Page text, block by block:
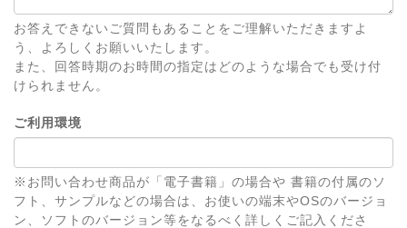
お答えできないご質問もあることをご理解いただきますよ
う、よろしくお願いいたします。
また、回答時期のお時間の指定はどのような場合でも受け付
けられません。
ご利用環境
※お問い合わせ商品が「電子書籍」の場合や 書籍の付属のソ
フト、サンプルなどの場合は、お使いの端末やOSのバージョ
ン、ソフトのバージョン等をなるべく詳しくご記入くださ